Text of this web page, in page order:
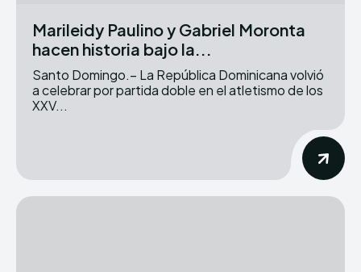
Marileidy Paulino y Gabriel Moronta
hacen historia bajo la...
Santo Domingo.– La República Dominicana volvió
a celebrar por partida doble en el atletismo de los
XXV...